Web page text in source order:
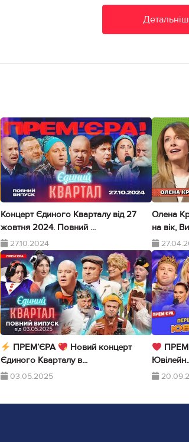
Концерт Єдиного Кварталу від 27
жовтня 2024. Повний ...
27.10.2024
Олена
на вік,
ПРЕМ’ЄРА
Новий концерт
Єдиного Кварталу в...
03.05.2025